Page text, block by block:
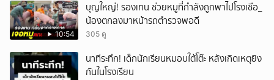
10:54
บุญใหญ่! รองเทน ช่วยหมูที่กำลังถูกพาไปโรงเชือ_
น้องตกลงมาหน้ารถตำรวจพอดี
305 ดู
นาทีระทึก! เด็กนักเรียนหมอบใต้โต๊ะ หลังเกิดเหตุยิง
กันในโรงเรียน